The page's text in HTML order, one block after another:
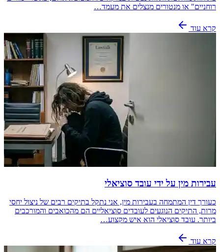
רוחניים" או מנטורים מנצלים את מעמד…
קרא עוד
עבירות מין על ידי עובד סוציאלי
כעורך דין המתמחה בעבירות מין, אני נתקל בתיקים רבים של ניצול יחסי
מרות, התיקים הנוגעים לעובדים סוציאליים הם מהכואבים והמורכבים
ביותר. עובד סוציאלי הוא איש מקצוע…
קרא עוד